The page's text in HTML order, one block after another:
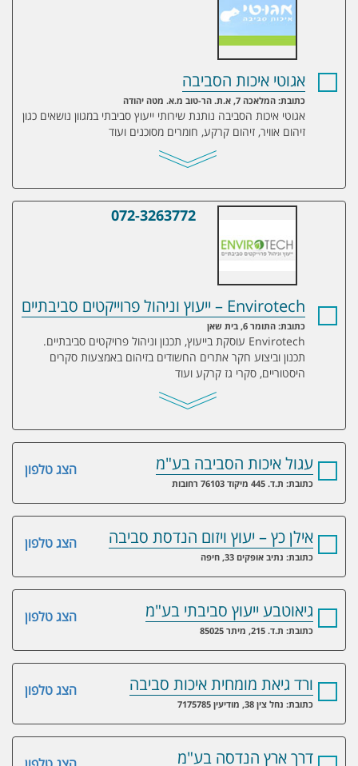
אגוטי איכות הסביבה
כתובת: המלאכה 7, א.ת. הר-טוב מ.א. מטה יהודה
אגוטי איכות הסביבה נותנת שירותי ייעוץ סביבתי במגוון נושאים כגון
זיהום אוויר, זיהום קרקע, חומרים מסוכנים ועוד
Envirotech – ייעוץ וניהול פרוייקטים סביבתיים
072-3263772
Envirotech – ייעוץ וניהול פרוייקטים סביבתיים
כתובת: התומר 6, בית שאן
Envirotech עוסקת בייעוץ, תכנון וניהול פרויקטים סביבתיים.
תכנון וביצוע חקר אתרים החשודים בזיהום באמצעות סקרים
היסטוריים, סקרי גז קרקע ועוד
הצג טלפון עגול איכות הסביבה בע"מ
כתובת: ת.ד. 445 מיקוד 76103 רחובות
הצג טלפון אילן כץ – יעוץ ויזום הנדסת סביבה
כתובת: נתיב אופקים 33, חיפה
הצג טלפון גיאוטבע ייעוץ סביבתי בע"מ
כתובת: ת.ד. 215, מיתר 85025
הצג טלפון ורד גיאת מומחית איכות סביבה
כתובת: נחל צין 38, מודיעין 7175785
דרך ארץ הנדסה בע"מ